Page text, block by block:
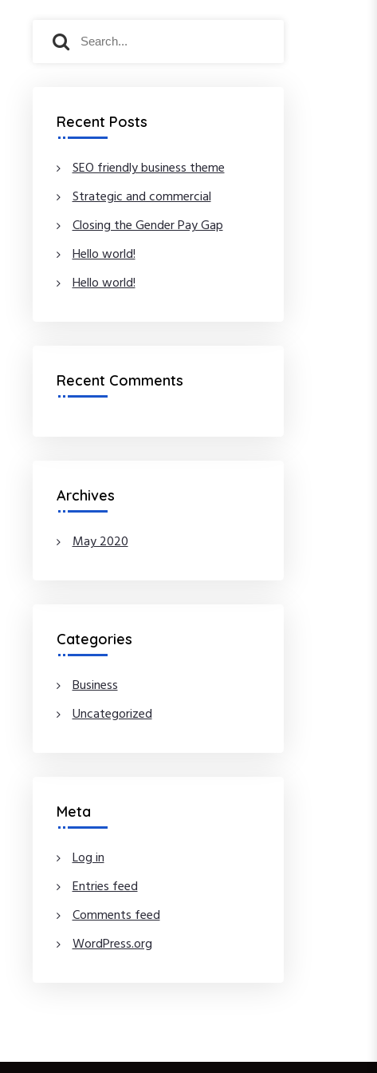
S
h
Recent Posts
SEO friendly business theme
Strategic and commercial
Closing the Gender Pay Gap
Hello world!
Hello world!
Recent Comments
Archives
May 2020
Categories
Business
Uncategorized
Meta
Log in
Entries feed
Comments feed
WordPress.org